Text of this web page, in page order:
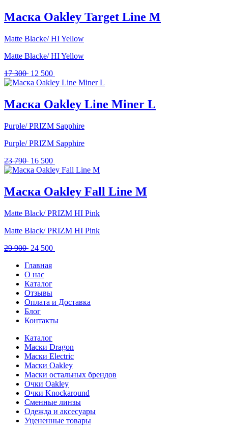
24
790 .
000 .
Маска Oakley Target Line M
Matte Blacke/ HI Yellow
Matte Blacke/ HI Yellow
17 300 Первоначальная
цена
300 .
12 500
цена:
500 .
Маска Oakley Line Miner L
Purple/ PRIZM Sapphire
Purple/ PRIZM Sapphire
23 790 Первоначальная
цена
790 .
16 500
цена:
500 .
Маска Oakley Fall Line M
Matte Black/ PRIZM HI Pink
Matte Black/ PRIZM HI Pink
29 900 Первоначальная
составляла
29
900 .
24 500
Главная
О нас
Каталог
Отзывы
Оплата и Доставка
Блог
Контакты
Каталог
Маски Dragon
Маски Electric
Маски Oakley
Маски остальных брендов
Очки Oakley
Очки Knockaround
Сменные линзы
Одежда и аксесуары
Уцененные товары